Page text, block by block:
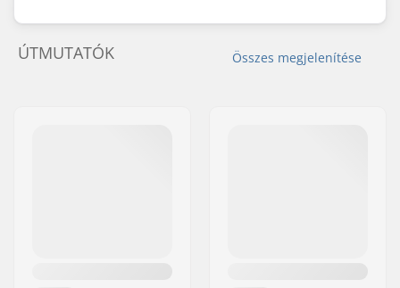
Összes megjelenítése
ÚTMUTATÓK